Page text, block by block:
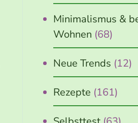
Minimalismus &
Wohnen (68)
Neue Trends (12)
Rezepte (161)